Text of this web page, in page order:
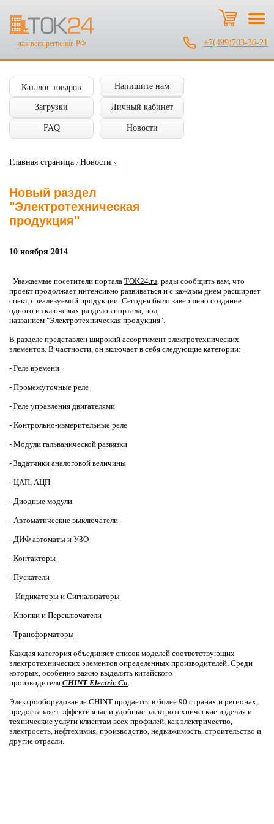
для всех регионов РФ +7(499)703-36-21
Каталог товаров Напишите нам
Загрузки Личный кабинет
FAQ Новости
Главная страница Новости
Новый раздел
"Электротехническая
продукция"
10 ноября 2014
Уважаемые посетители портала TOK24.ru, рады сообщить вам, что
проект продолжает интенсивно развиваться и с каждым днем расширяет
спектр реализуемой продукции. Сегодня было завершено создание
одного из ключевых разделов портала, под
названием "Электротехническая продукция".
В разделе представлен широкий ассортимент электротехнических
элементов. В частности, он включает в себя следующие категории:
- Реле времени
- Промежуточные реле
- Реле управления двигателями
- Контрольно-измерительные реле
- Модули гальванической развязки
- Задатчики аналоговой величины
- ЦАП, АЦП
- Диодные модули
- Автоматические выключатели
- ДИФ автоматы и УЗО
- Контакторы
- Пускатели
- Индикаторы и Сигнализаторы
- Кнопки и Переключатели
- Трансформаторы
Каждая категория объединяет список моделей соответствующих
электротехнических элементов определенных производителей. Среди
которых, особенно важно выделить китайского
производителя CHINT Electric Co.
Электрооборудование CHINT продаётся в более 90 странах и регионах,
предоставляет эффективные и удобные электротехнические изделия и
технические услуги клиентам всех профилей, как электричество,
электросеть, нефтехимия, производство, недвижимость, строительство и
другие отрасли.